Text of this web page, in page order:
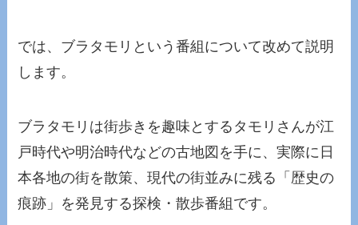
では、ブラタモリという番組について改めて説明
します。
ブラタモリは街歩きを趣味とするタモリさんが江
戸時代や明治時代などの古地図を手に、実際に日
本各地の街を散策、現代の街並みに残る「歴史の
痕跡」を発見する探検・散歩番組です。